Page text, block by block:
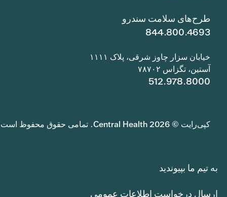
طرح‌های سلامت سندرو
844.800.4693
خیابان سزار چاوز شرقی، پلاک ۱۱۱۱
آستین، تگزاس ۷۸۷۰۲
512.978.8000
کپی‌رایت © 2026 Central Health. تمامی حقوق محفوظ است.
به تیم ما بپیوندید
ارسال درخواست اطلاعات عمومی